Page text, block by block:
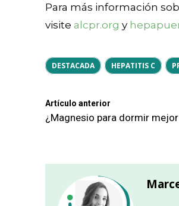
Para más información
visite alcpr.org y
DESTACADA HEPATITIS C
Artículo anterior
¿Magnesio para dormir